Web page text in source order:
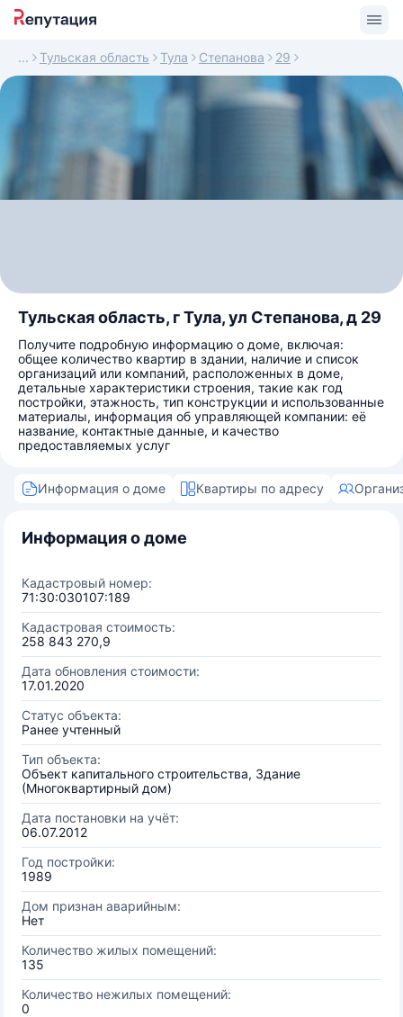
Тульская область Тула Степанова 29
Тульская область, г Тула, ул Степанова, д 29
Получите подробную информацию о доме, включая:
общее количество квартир в здании, наличие и список
организаций или компаний, расположенных в доме,
детальные характеристики строения, такие как год
постройки, этажность, тип конструкции и использованные
материалы, информация об управляющей компании: её
название, контактные данные, и качество
предоставляемых услуг
Информация о доме Квартиры по адресу
Информация о доме
Кадастровый номер:
71:30:030107:189
Кадастровая стоимость:
258 843 270,9
Дата обновления стоимости:
17.01.2020
Статус объекта:
Ранее учтенный
Тип объекта:
Объект капитального строительства, Здание
(Многоквартирный дом)
Дата постановки на учёт:
06.07.2012
Год постройки:
1989
Дом признан аварийным:
Нет
Количество жилых помещений:
135
Количество нежилых помещений:
0